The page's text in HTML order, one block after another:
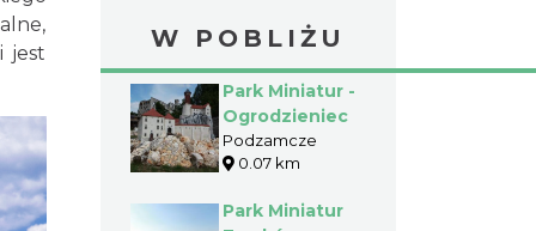
jest
W POBLIŻU
Park Miniatur -
Ogrodzieniec
Podzamcze
0.07 km
Park Miniatur